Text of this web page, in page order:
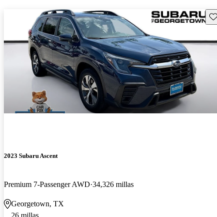
2023 Subaru Ascent
Premium 7-Passenger AWD 34,326 millas
Georgetown, TX